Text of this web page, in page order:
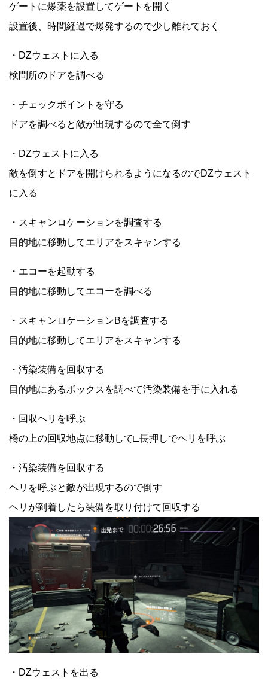
ゲートに爆薬を設置してゲートを開く
設置後、時間経過で爆発するので少し離れておく
・DZウェストに入る
検問所のドアを調べる
・チェックポイントを守る
ドアを調べると敵が出現するので全て倒す
・DZウェストに入る
敵を倒すとドアを開けられるようになるのでDZウェスト
に入る
・スキャンロケーションを調査する
目的地に移動してエリアをスキャンする
・エコーを起動する
目的地に移動してエコーを調べる
・スキャンロケーションBを調査する
目的地に移動してエリアをスキャンする
・汚染装備を回収する
目的地にあるボックスを調べて汚染装備を手に入れる
・回収ヘリを呼ぶ
橋の上の回収地点に移動して□長押しでヘリを呼ぶ
・汚染装備を回収する
ヘリを呼ぶと敵が出現するので倒す
ヘリが到着したら装備を取り付けて回収する
・DZウェストを出る